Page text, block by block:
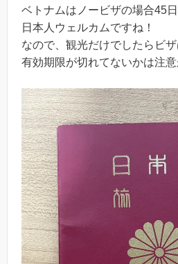
ベトナムはノービザの場合45
日本人ウェルカムですね！
なので、観光だけでしたらビザ
有効期限が切れてないかは注意